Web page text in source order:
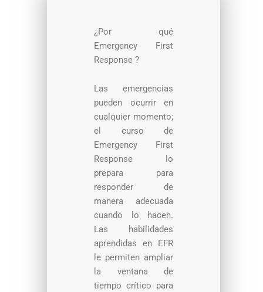
¿Por qué
Emergency First
Response ?
Las emergencias
pueden ocurrir en
cualquier momento;
el curso de
Emergency First
Response lo
prepara para
responder de
manera adecuada
cuando lo hacen.
Las habilidades
aprendidas en EFR
le permiten ampliar
la ventana de
tiempo crítico para